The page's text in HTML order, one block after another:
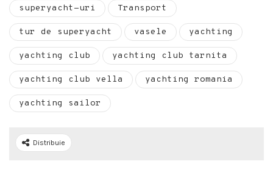
superyacht-uri Transport
tur de superyacht vasele yachting
yachting club yachting club tarnita
yachting club vella yachting romania
yachting sailor
Distribuie